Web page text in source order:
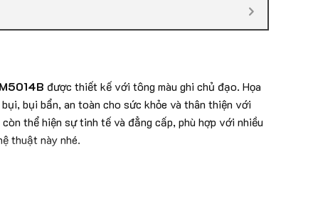
được thiết kế với tông màu ghi chủ đạo. Họa
bụi bẩn, an toàn cho sức khỏe và thân thiện với
thể hiện sự tinh tế và đẳng cấp, phù hợp với nhiều
thuật này nhé.